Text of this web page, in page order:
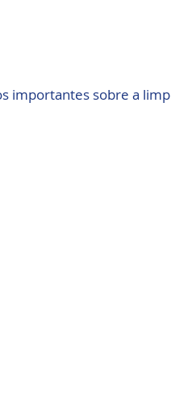
importantes sobre a